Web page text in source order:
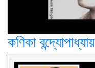
কণিকা বন্দ্যোপাধ্যায়